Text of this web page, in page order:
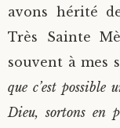
avons hérité
Très Sainte
souvent à mes
que c’est
Dieu, sortons en